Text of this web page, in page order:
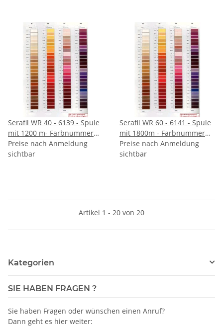
Serafil WR 40 - 6139 - Spule
mit 1200 m- Farbnummer
angeben
Preise nach Anmeldung
sichtbar
Serafil WR 60 - 6141 - Spule
mit 1800m - Farbnummer
angeben
Preise nach Anmeldung
sichtbar
Artikel 1 - 20 von 20
Kategorien
SIE HABEN FRAGEN ?
Sie haben Fragen oder wünschen einen Anruf?
Dann geht es hier weiter: